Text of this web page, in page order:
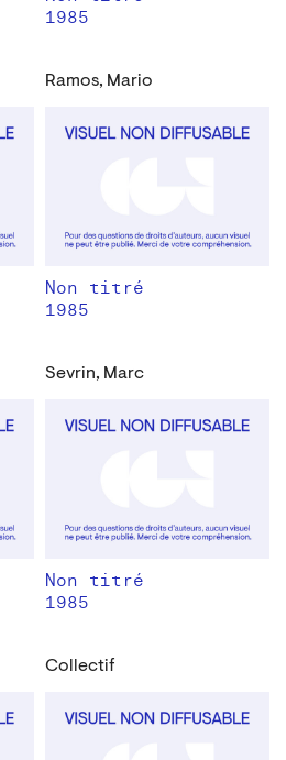
1985
Ramos, Mario
Non titré
1985
Sevrin, Marc
Non titré
1985
Collectif